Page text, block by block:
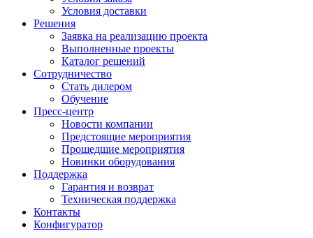
Условия доставки
Решения
Заявка на реализацию проекта
Выполненные проекты
Каталог решений
Сотрудничество
Стать дилером
Обучение
Пресс-центр
Новости компании
Предстоящие мероприятия
Прошедшие мероприятия
Новинки оборудования
Поддержка
Гарантия и возврат
Техническая поддержка
Контакты
Конфигуратор